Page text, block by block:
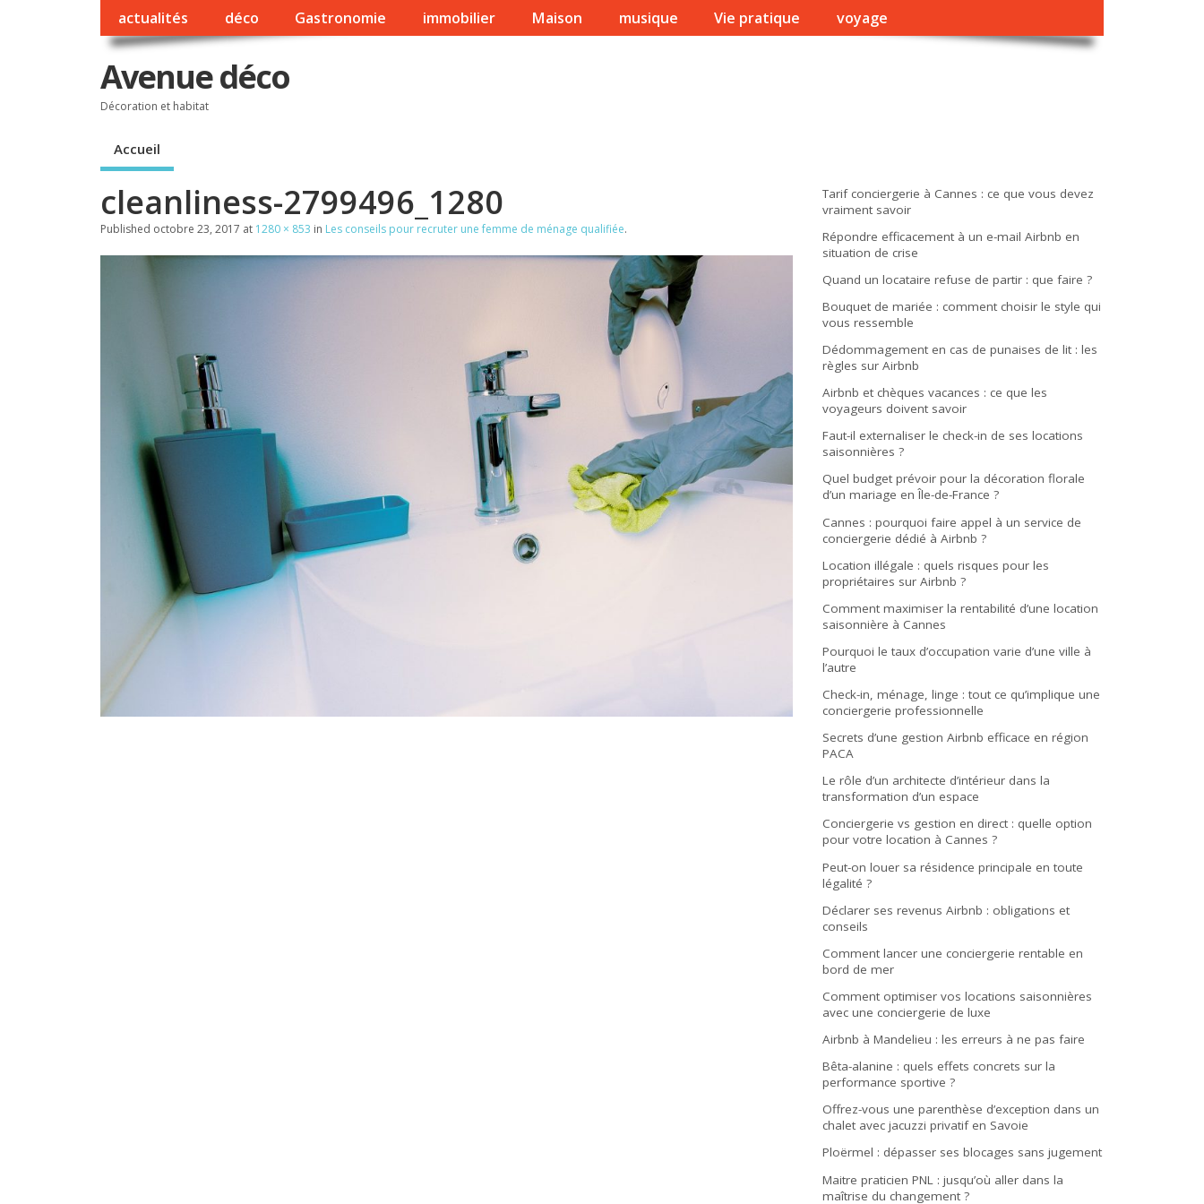
actualités déco Gastronomie immobilier Maison musique Vie pratique voyage
Avenue déco
Décoration et habitat
Accueil
cleanliness-2799496_1280
Published octobre 23, 2017 at 1280 × 853 in Les conseils pour recruter une femme de ménage qualifiée.
Tarif conciergerie à Cannes : ce que vous devez
vraiment savoir
Répondre efficacement à un e-mail Airbnb en
situation de crise
Quand un locataire refuse de partir : que faire ?
Bouquet de mariée : comment choisir le style qui
vous ressemble
Dédommagement en cas de punaises de lit : les
règles sur Airbnb
Airbnb et chèques vacances : ce que les
voyageurs doivent savoir
Faut-il externaliser le check-in de ses locations
saisonnières ?
Quel budget prévoir pour la décoration florale
d’un mariage en Île-de-France ?
Cannes : pourquoi faire appel à un service de
conciergerie dédié à Airbnb ?
Location illégale : quels risques pour les
propriétaires sur Airbnb ?
Comment maximiser la rentabilité d’une location
saisonnière à Cannes
Pourquoi le taux d’occupation varie d’une ville à
l’autre
Check-in, ménage, linge : tout ce qu’implique une
conciergerie professionnelle
Secrets d’une gestion Airbnb efficace en région
PACA
Le rôle d’un architecte d’intérieur dans la
transformation d’un espace
Conciergerie vs gestion en direct : quelle option
pour votre location à Cannes ?
Peut-on louer sa résidence principale en toute
légalité ?
Déclarer ses revenus Airbnb : obligations et
conseils
Comment lancer une conciergerie rentable en
bord de mer
Comment optimiser vos locations saisonnières
avec une conciergerie de luxe
Airbnb à Mandelieu : les erreurs à ne pas faire
Bêta-alanine : quels effets concrets sur la
performance sportive ?
Offrez-vous une parenthèse d’exception dans un
chalet avec jacuzzi privatif en Savoie
Ploërmel : dépasser ses blocages sans jugement
Maitre praticien PNL : jusqu’où aller dans la
maîtrise du changement ?